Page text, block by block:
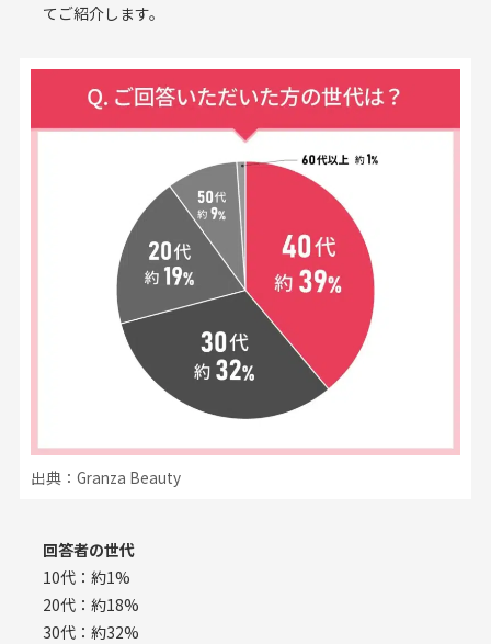
てご紹介します。
出典：Granza Beauty
回答者の世代
10代：約1%
20代：約18%
30代：約32%